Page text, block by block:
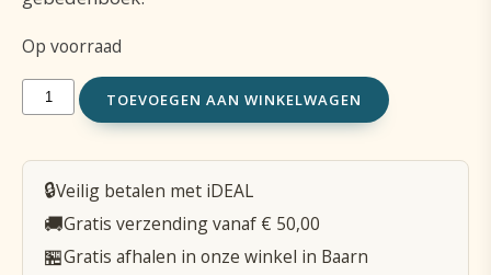
Op voorraad
Bladwijzer
Communie
TOEVOEGEN AAN WINKELWAGEN
🔒Veilig betalen met iDEAL
🚚Gratis verzending vanaf € 50,00
🏪Gratis afhalen in onze winkel in Baarn